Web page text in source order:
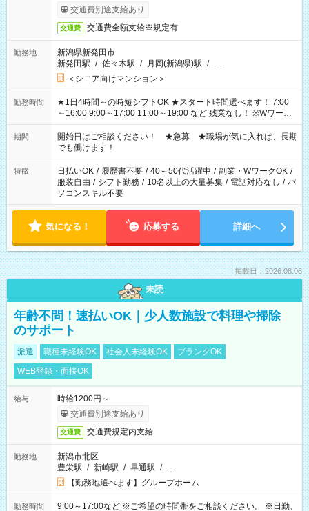
了次第のお支払いとなります。
交通費別途支給あり
交通費 交通費全額支給※規定有
勤務地
新潟県新発田市
新発田駅 / 佐々木駅 / 月岡(新潟県)駅 / …
＜シニア向けマンション＞
勤務時間
★1日4時間～の時短シフトOK ★スタート時間選べます！ 7:00
～16:00 9:00～17:00 11:00～19:00 など 残業なし！ ※Wワーク
の場合、他のお仕事と合わせ週40時間超の就業はご案内できま
せん ※法令に基づき、週20時間以上勤務は社会保険への加入対
象となります ※労働者派遣法（日雇い派遣の原則禁止）によ
り、短時間・短期間の就業はご案内が難しい場合があります
期間
開始日はご相談ください！ ★急募 ★職場が気に入れば、長期
でも働けます！
特徴 日払いOK / 履歴書不要 / 40～50代活躍中 / 副業・WワークOK /
服装自由 / シフト勤務 / 10名以上の大量募集 / 電話対応なし / パ
ソコンスキル不要
気になる！ 応募する 詳細へ
掲載日：2026.08.06
未読
年齢不問！速払いOK｜少人数施設で料理や掃除
のサポート
派遣 職種未経験OK 社会人未経験OK
ブランクOK
WEB登録・面接OK
給与
時給1200円～
交通費別途支給あり
交通費 交通費規定内支給
勤務地
新潟市北区
豊栄駅 / 新崎駅 / 早通駅 / …
【勤務地選べます】グループホーム
勤務時間
9:00～17:00など ※ご希望の時間帯をご相談ください。 ※日勤、